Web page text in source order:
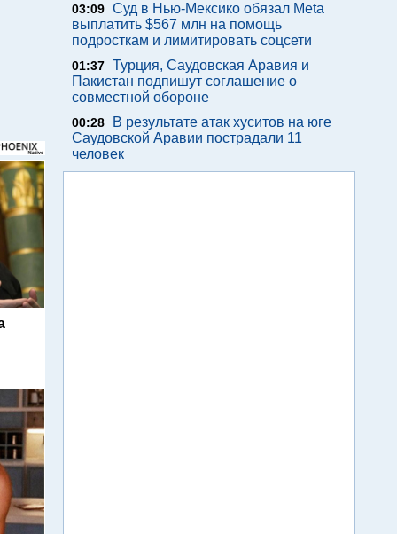
03:09 Суд в Нью-Мексико обязал Meta
выплатить $567 млн на помощь
подросткам и лимитировать соцсети
01:37 Турция, Саудовская Аравия и
Пакистан подпишут соглашение о
совместной обороне
00:28
В результате атак хуситов на юге
Саудовской Аравии пострадали 11
человек